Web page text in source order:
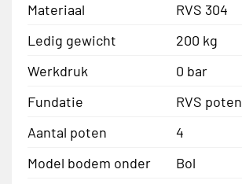
Materiaal
RVS 304
Ledig gewicht
200 kg
Werkdruk
0 bar
Fundatie
RVS poten
Aantal poten
4
Model bodem onder
Bol